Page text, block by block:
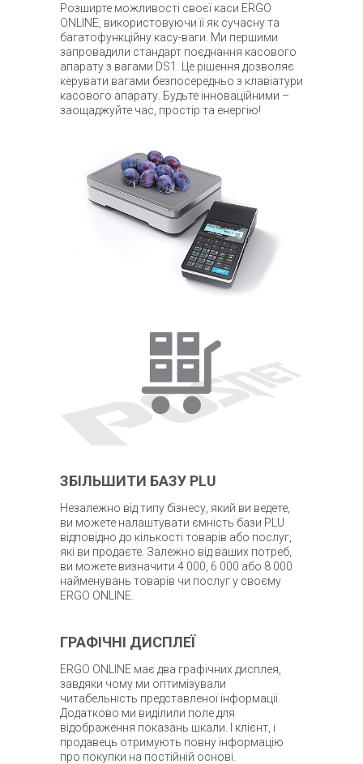
Розширте можливості своєї каси ERGO
ONLINE, використовуючи її як сучасну та
багатофункційну касу-ваги. Ми першими
запровадили стандарт поєднання касового
апарату з вагами DS1. Це рішення дозволяє
керувати вагами безпосередньо з клавіатури
касового апарату. Будьте інноваційними –
заощаджуйте час, простір та енергію!
ЗБІЛЬШИТИ БАЗУ PLU
Незалежно від типу бізнесу, який ви ведете,
ви можете налаштувати ємність бази PLU
відповідно до кількості товарів або послуг,
які ви продаєте. Залежно від ваших потреб,
ви можете визначити 4 000, 6 000 або 8 000
найменувань товарів чи послуг у своєму
ERGO ONLINE.
ГРАФІЧНІ ДИСПЛЕЇ
ERGO ONLINE має два графічних дисплея,
завдяки чому ми оптимізували
читабельність представленої інформації.
Додатково ми виділили поле для
відображення показань шкали. І клієнт, і
продавець отримують повну інформацію
про покупки на постійній основі.